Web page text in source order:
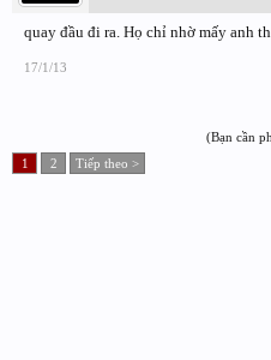
quay đầu đi ra. Họ chỉ nhờ mấy anh
17/1/13
(Bạn cần
1
2 Tiếp theo >